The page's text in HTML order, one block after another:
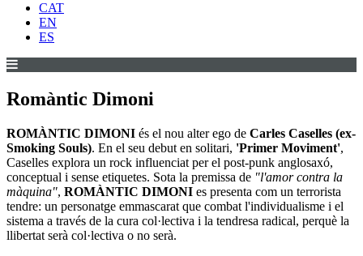
CAT
EN
ES
Romàntic Dimoni
ROMÀNTIC DIMONI és el nou alter ego de Carles Caselles (ex-
Smoking Souls). En el seu debut en solitari, 'Primer Moviment',
Caselles explora un rock influenciat per el post-punk anglosaxó,
conceptual i sense etiquetes. Sota la premissa de "l'amor contra la
màquina", ROMÀNTIC DIMONI es presenta com un terrorista
tendre: un personatge emmascarat que combat l'individualisme i el
sistema a través de la cura col·lectiva i la tendresa radical, perquè la
llibertat serà col·lectiva o no serà.